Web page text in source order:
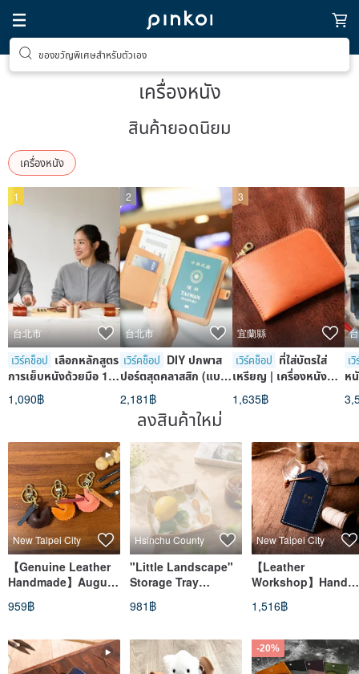
ของขวัญพิเศษสำหรับตัวเอง
เครื่องหนัง
สินค้ายอดนิยม
เครื่องหนัง
台北市
เวิร์คช็อป เลือกหลักสูตร
การเย็บหนังด้วยมือ 1
ใน 7 หลักสูตร [ขนาด
กลุ่ม: 1 คน]
1,090฿
1
台北市
เวิร์คช็อป DIY ปกพาส
ปอร์ตสุดคลาสสิก (แบบ
ปก)_สลักชื่อฟรี_รับจัด
กิจกรรมกลุ่ม
2,181฿
2
宜蘭縣
เวิร์คช็อป ที่ใส่บัตรใส่
เหรียญ | เครื่องหนัง
แฮนด์เมด | ของขวัญสั่ง
ทำพิเศษ | กระเป๋าใส่
1,635฿
3
เ
ห
3
ลงสินค้าใหม่
New Taipei City
【Genuine Leather
Handmade】August
Summer Special /
Small Group Class /
Ages 9+ / Beginner
Friendly
959฿
Hsinchu County
"Little Landscape"
Storage Tray
Leather Craft
Experience -
Solo Participation
Welcome
981฿
New Taipei City
【Leather
Workshop】Hands-
On Omamori &
Lucky Charm
1,516฿
-20%